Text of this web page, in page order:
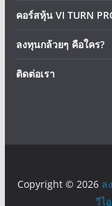
คอร์สหุ้น VI TURN
ลงทุนกล้วยๆ คือใคร?
ติดต่อเรา
Copyright © 2026 ล
วีไ